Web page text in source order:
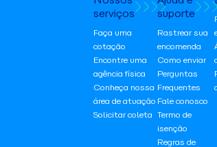
serviços
Faça uma
cotação
Encontre uma
agência física
Conheça nossa
área de atuação
Solicitar coleta
suporte
Rastrear sua
encomenda
Como enviar
Perguntas
Frequentes
Fale conosco
Termo de
isenção
Regras de